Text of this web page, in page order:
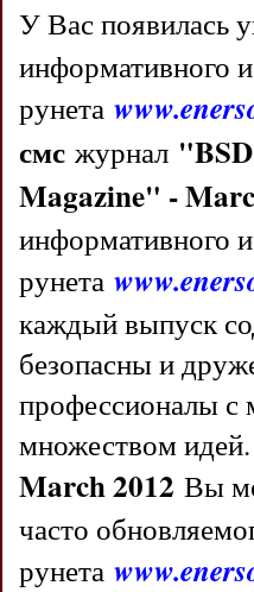
У Вас появилась
информативного
рунета
смс журнал
Magazine" -
информативного
рунета
каждый выпуск
безопасны и
профессионалы с
множеством
March 2012 Вы
часто
рунета